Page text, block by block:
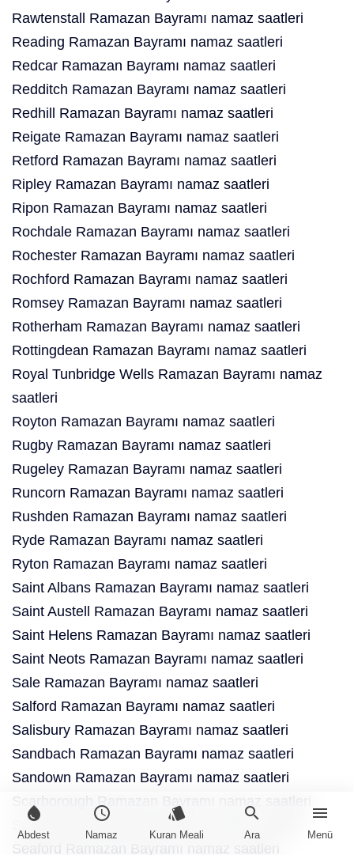
water_drop
Abdest
schedule
Namaz
style
Kuran Meali
search
Ara
menu
Menü
Rawtenstall Ramazan Bayramı namaz saatleri
Reading Ramazan Bayramı namaz saatleri
Redcar Ramazan Bayramı namaz saatleri
Redditch Ramazan Bayramı namaz saatleri
Redhill Ramazan Bayramı namaz saatleri
Reigate Ramazan Bayramı namaz saatleri
Retford Ramazan Bayramı namaz saatleri
Ripley Ramazan Bayramı namaz saatleri
Ripon Ramazan Bayramı namaz saatleri
Rochdale Ramazan Bayramı namaz saatleri
Rochester Ramazan Bayramı namaz saatleri
Rochford Ramazan Bayramı namaz saatleri
Romsey Ramazan Bayramı namaz saatleri
Rotherham Ramazan Bayramı namaz saatleri
Rottingdean Ramazan Bayramı namaz saatleri
Royal Tunbridge Wells Ramazan Bayramı namaz
saatleri
Royton Ramazan Bayramı namaz saatleri
Rugby Ramazan Bayramı namaz saatleri
Rugeley Ramazan Bayramı namaz saatleri
Runcorn Ramazan Bayramı namaz saatleri
Rushden Ramazan Bayramı namaz saatleri
Ryde Ramazan Bayramı namaz saatleri
Ryton Ramazan Bayramı namaz saatleri
Saint Albans Ramazan Bayramı namaz saatleri
Saint Austell Ramazan Bayramı namaz saatleri
Saint Helens Ramazan Bayramı namaz saatleri
Saint Neots Ramazan Bayramı namaz saatleri
Sale Ramazan Bayramı namaz saatleri
Salford Ramazan Bayramı namaz saatleri
Salisbury Ramazan Bayramı namaz saatleri
Sandbach Ramazan Bayramı namaz saatleri
Sandown Ramazan Bayramı namaz saatleri
Scarborough Ramazan Bayramı namaz saatleri
Scunthorpe Ramazan Bayramı namaz saatleri
Seaford Ramazan Bayramı namaz saatleri